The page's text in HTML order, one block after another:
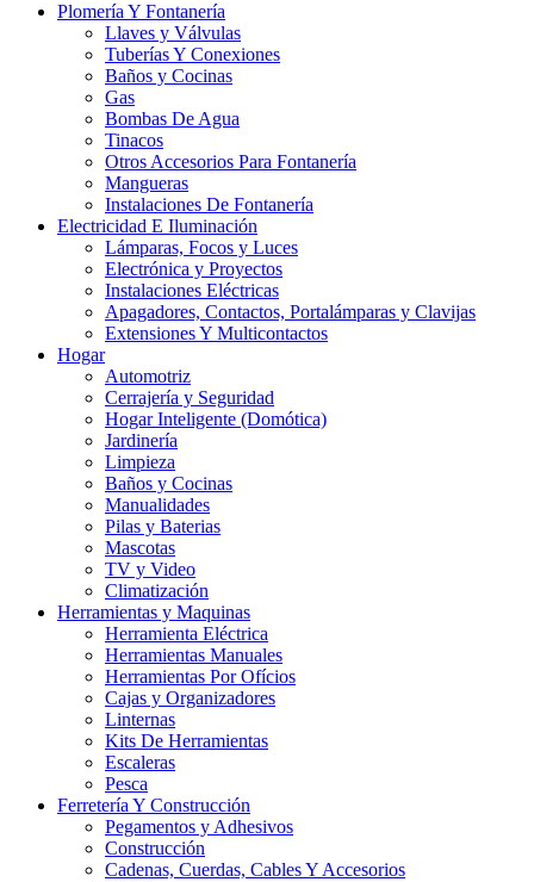
Plomería Y Fontanería
Llaves y Válvulas
Tuberías Y Conexiones
Baños y Cocinas
Gas
Bombas De Agua
Tinacos
Otros Accesorios Para Fontanería
Mangueras
Instalaciones De Fontanería
Electricidad E Iluminación
Lámparas, Focos y Luces
Electrónica y Proyectos
Instalaciones Eléctricas
Apagadores, Contactos, Portalámparas y Clavijas
Extensiones Y Multicontactos
Hogar
Automotriz
Cerrajería y Seguridad
Hogar Inteligente (Domótica)
Jardinería
Limpieza
Baños y Cocinas
Manualidades
Pilas y Baterias
Mascotas
TV y Video
Climatización
Herramientas y Maquinas
Herramienta Eléctrica
Herramientas Manuales
Herramientas Por Ofícios
Cajas y Organizadores
Linternas
Kits De Herramientas
Escaleras
Pesca
Ferretería Y Construcción
Pegamentos y Adhesivos
Construcción
Cadenas, Cuerdas, Cables Y Accesorios